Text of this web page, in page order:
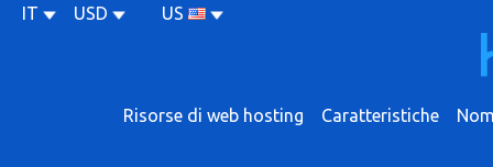
IT USD US
Risorse di web hosting Caratteristiche